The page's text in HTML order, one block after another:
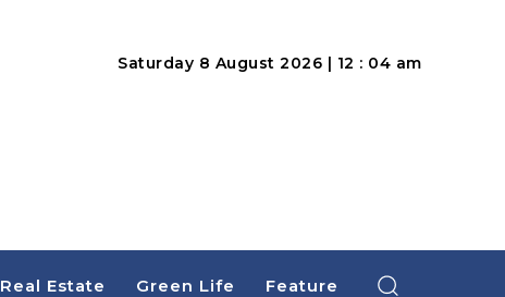
Saturday 8 August 2026 | 12 : 04 am
Real Estate Green Life Feature